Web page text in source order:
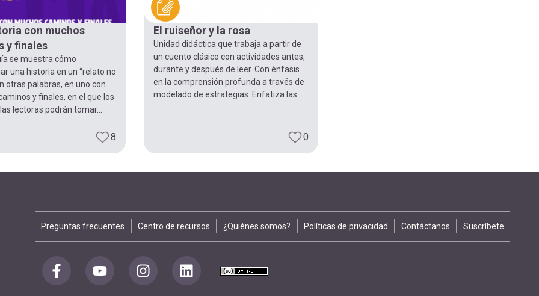
con muchos
y finales
se muestra cómo
una historia en un “relato no
otras palabras, en uno con
y finales, en el que los
lectoras podrán tomar...
8
El ruiseñor y la rosa
Unidad didáctica que trabaja a partir de
un cuento clásico con actividades antes,
durante y después de leer. Con énfasis
en la comprensión profunda a través de
modelado de estrategias. Enfatiza las...
0
Footer
menu
Preguntas frecuentes Centro de recursos ¿Quiénes somos? Políticas de privacidad Contáctanos Suscríbete
Redes